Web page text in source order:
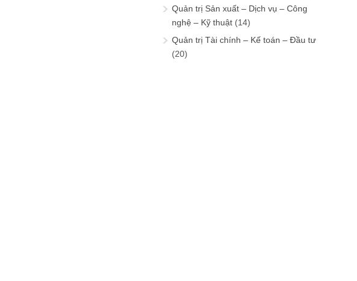
Quản trị Sản xuất – Dịch vụ – Công
nghệ – Kỹ thuật (14)
Quản trị Tài chính – Kế toán – Đầu tư
(20)